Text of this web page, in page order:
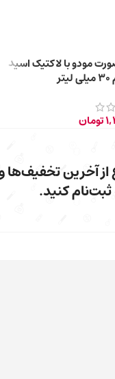
مودو با لاکتیک اسید
تومان
از آخرین تخفیف‌ها
کنید.